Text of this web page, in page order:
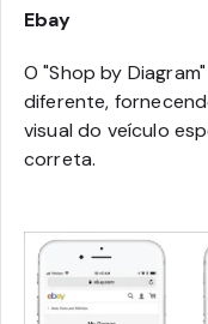
Ebay
O "Shop by
diferente,
visual do veículo
correta.